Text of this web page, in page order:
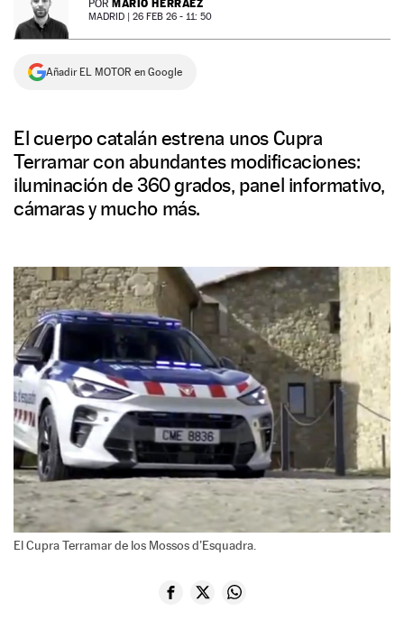
NEWSLETTER
SÍGUENOS
POR MARIO HERRÁEZ
MADRID | 26 FEB 26 - 11: 50
Añadir EL MOTOR en Google
El cuerpo catalán estrena unos Cupra
Terramar con abundantes modificaciones:
iluminación de 360 grados, panel informativo,
cámaras y mucho más.
El Cupra Terramar de los Mossos d’Esquadra.